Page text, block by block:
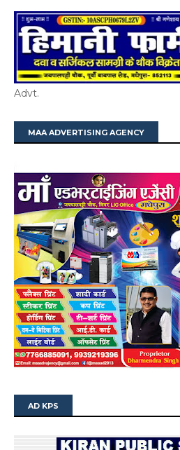
Advt.
MAA ADVERTISING AGENCY
AD KPS